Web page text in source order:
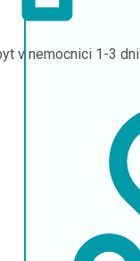
v nemocnici 1-3 dni